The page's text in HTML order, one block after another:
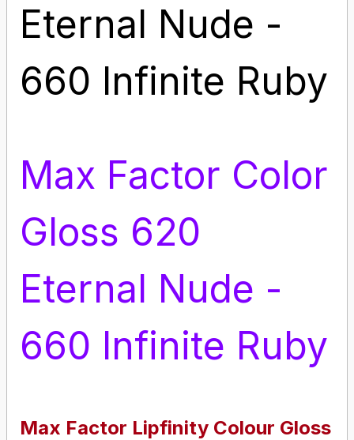
Eternal Nude -
660 Infinite Ruby
Max Factor Color
Gloss 620
Eternal Nude -
660 Infinite Ruby
Max Factor Lipfinity Colour Gloss